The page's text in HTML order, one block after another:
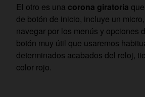
El otro es una corona giratoria
de botón de inicio, incluye un
navegar por los menús y opciones
botón muy útil que usaremos
determinados acabados del reloj,
color rojo.